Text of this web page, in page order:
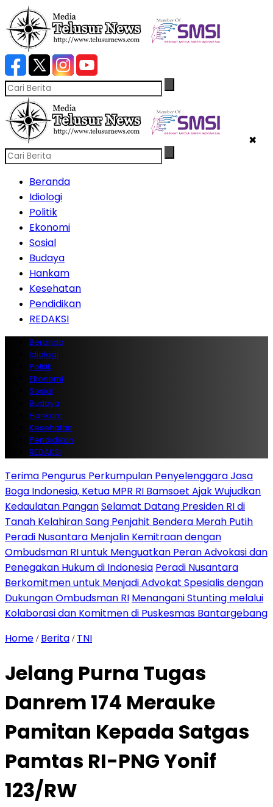
✖
Beranda
Idiologi
Politik
Ekonomi
Sosial
Budaya
Hankam
Kesehatan
Pendidikan
REDAKSI
Beranda
Idiologi
Politik
Ekonomi
Sosial
Budaya
Hankam
Kesehatan
Pendidikan
REDAKSI
Terima Pengurus Perkumpulan Penyelenggara Jasa
Boga Indonesia, Ketua MPR RI Bamsoet Ajak Wujudkan
Kedaulatan PanganSelamat Datang Presiden RI di
Tanah Kelahiran Sang Penjahit Bendera Merah Putih
Peradi Nusantara Menjalin Kemitraan dengan
Ombudsman RI untuk Menguatkan Peran Advokasi dan
Penegakan Hukum di Indonesia Peradi Nusantara
Berkomitmen untuk Menjadi Advokat Spesialis dengan
Dukungan Ombudsman RI Menangani Stunting melalui
Kolaborasi dan Komitmen di Puskesmas Bantargebang
Home / Berita / TNI
Jelang Purna Tugas
Danrem 174 Merauke
Pamitan Kepada Satgas
Pamtas RI-PNG Yonif
123/RW